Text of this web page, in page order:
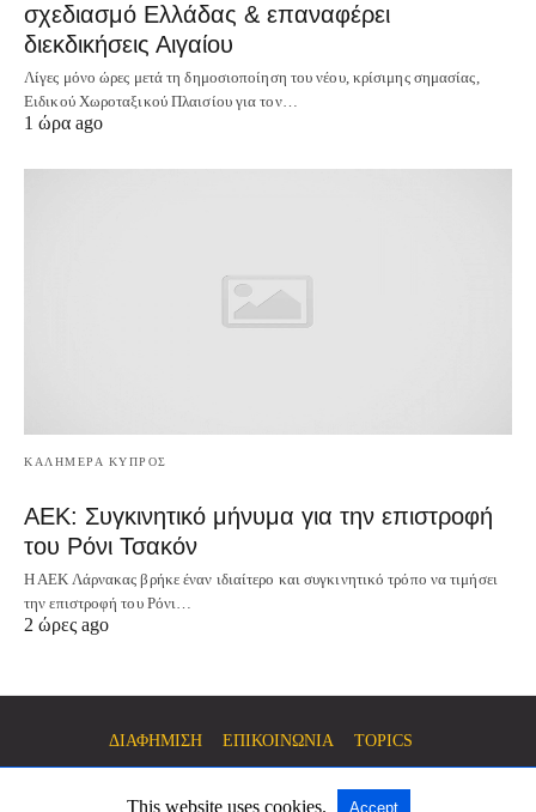
σχεδιασμό Ελλάδας & επαναφέρει
διεκδικήσεις Αιγαίου
Λίγες μόνο ώρες μετά τη δημοσιοποίηση του νέου, κρίσιμης σημασίας,
Ειδικού Χωροταξικού Πλαισίου για τον…
1 ώρα ago
ΚΑΛΗΜΕΡΑ ΚΥΠΡΟΣ
ΑΕΚ: Συγκινητικό μήνυμα για την επιστροφή
του Ρόνι Τσακόν
Η ΑΕΚ Λάρνακας βρήκε έναν ιδιαίτερο και συγκινητικό τρόπο να τιμήσει
την επιστροφή του Ρόνι…
2 ώρες ago
ΔΙΑΦΗΜΙΣΗ ΕΠΙΚΟΙΝΩΝΙΑ TOPICS
This website uses cookies. Accept